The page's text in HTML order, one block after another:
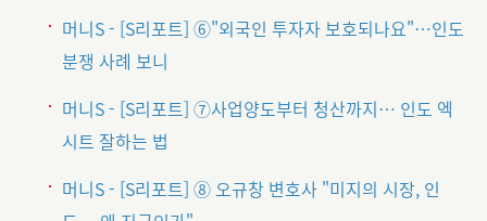
머니S - [S리포트] ⑥"외국인 투자자 보호되나요"…인도
분쟁 사례 보니
머니S - [S리포트] ⑦사업양도부터 청산까지… 인도 엑
시트 잘하는 법
머니S - [S리포트] ⑧ 오규창 변호사 "미지의 시장, 인